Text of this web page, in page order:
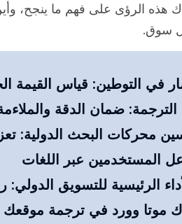
هذه الرؤى على فهم ما ينجح،
سوق.
في التوطين: قياس القيمة
ضمان الدقة والملاءمة
محركات البحث الدولية:
المستخدمين عبر اللغات
الرئيسية للتسويق الدولي:
موتا وورد في ترجمة موقعك